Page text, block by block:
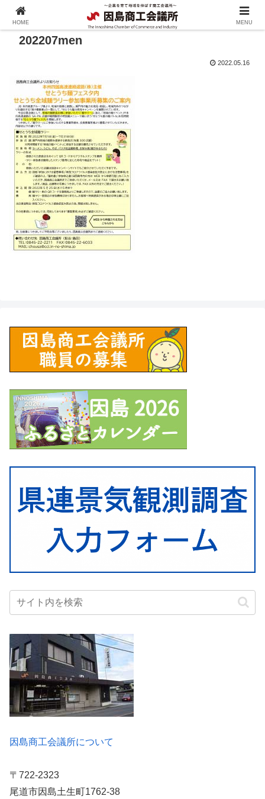
202207men
2022.05.16
因島商工会議所について
〒722-2323
尾道市因島土生町1762-38
HOME MENU